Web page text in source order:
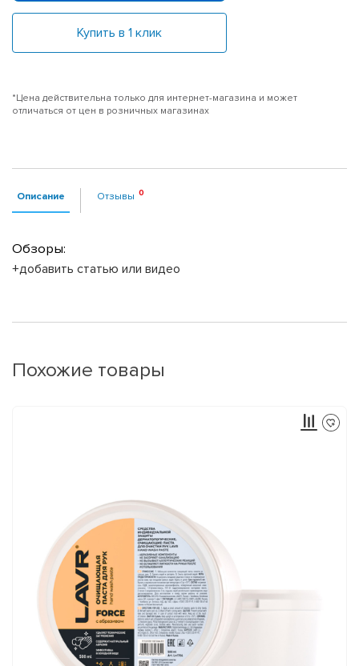
Купить в 1 клик
*Цена действительна только для интернет-магазина и может
отличаться от цен в розничных магазинах
Описание Отзывы
Обзоры:
+добавить статью или видео
Похожие товары